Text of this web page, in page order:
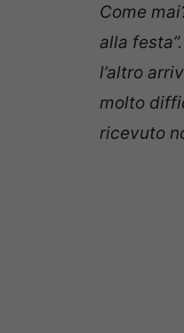
Come
alla festa”.
l’altro
molto
ricevuto